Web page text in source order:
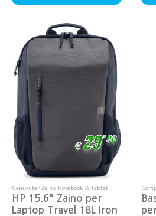
€29
,90
Computer Zaino Notebook & Tablet
HP 15.6" Zaino per
Laptop Travel 18L Iron